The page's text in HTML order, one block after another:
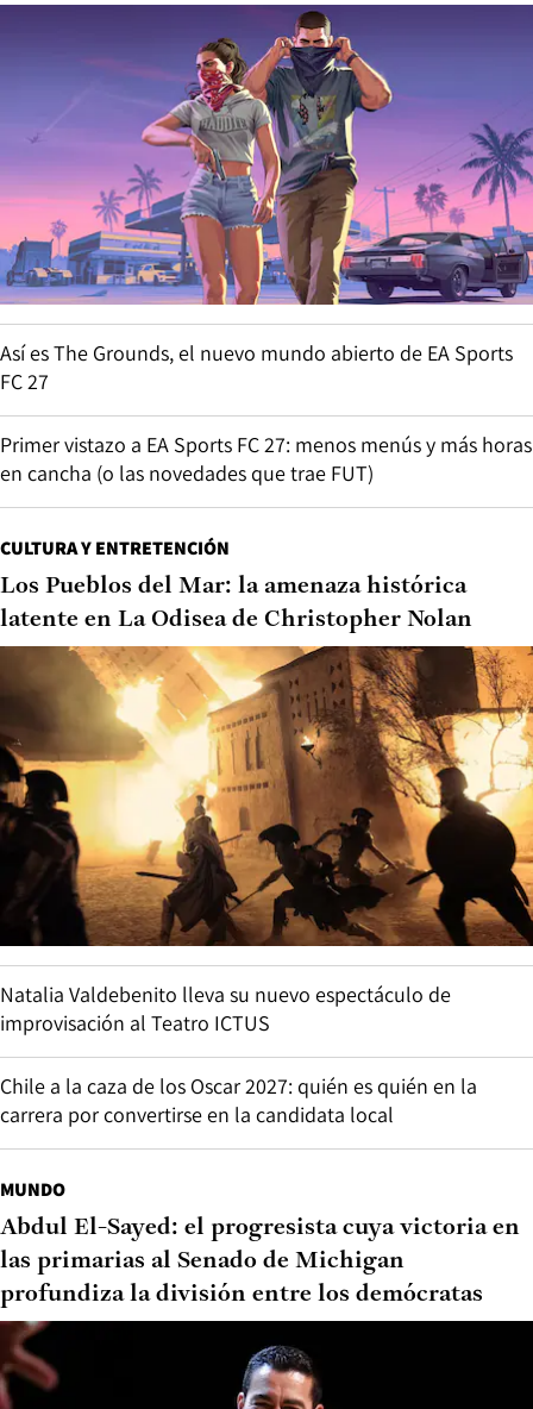
Así es The Grounds, el nuevo mundo abierto de EA Sports
FC 27
Primer vistazo a EA Sports FC 27: menos menús y más horas
en cancha (o las novedades que trae FUT)
CULTURA Y ENTRETENCIÓN
Los Pueblos del Mar: la amenaza histórica
latente en La Odisea de Christopher Nolan
Natalia Valdebenito lleva su nuevo espectáculo de
improvisación al Teatro ICTUS
Chile a la caza de los Oscar 2027: quién es quién en la
carrera por convertirse en la candidata local
MUNDO
Abdul El-Sayed: el progresista cuya victoria en
las primarias al Senado de Michigan
profundiza la división entre los demócratas